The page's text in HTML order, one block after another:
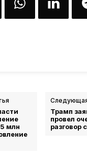
млн
Трамп
провел
разговор